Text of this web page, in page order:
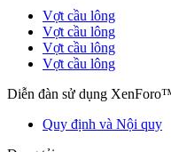
Vợt cầu lông
Vợt cầu lông
Vợt cầu lông
Vợt cầu lông
Diễn đàn sử dụng
Quy định và Nội quy